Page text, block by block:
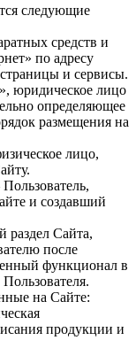
следующие
средств и
по адресу
и сервисы.
юридическое лицо
определяющее
размещения на
лицо,
и создавший
Сайта,
после
функционал в
на Сайте:
продукции и